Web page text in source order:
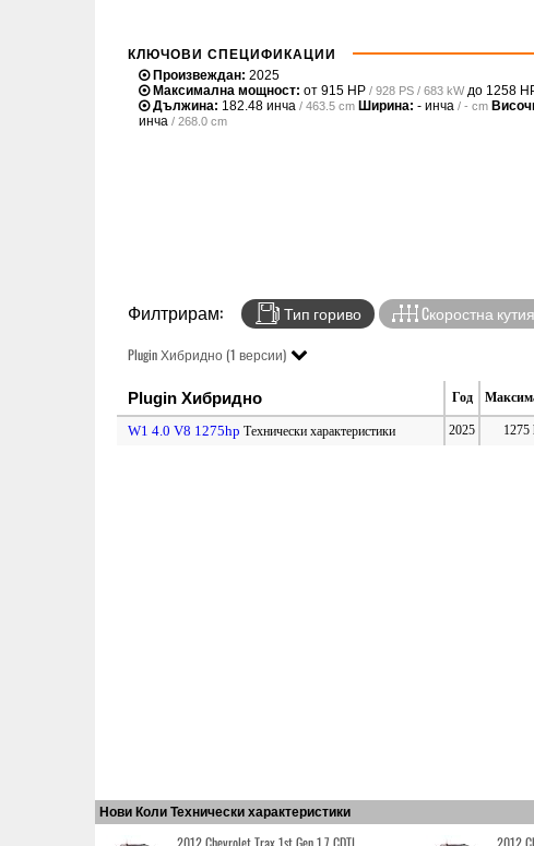
КЛЮЧОВИ СПЕЦИФИКАЦИИ
Произвеждан: 2025
Максимална мощност: от 915 HP / 928 PS / 683 kWдо 1258
Дължина: 182.48 инча / 463.5 cm Ширина: - инча / - cm
инча / 268.0 cm
Филтрирам: Тип гориво Cкоростна кутия
Plugin Хибридно (1 версии)
Plugin Хибридно Год
W1 4.0 V8 1275hp Технически характеристики 2025 1275
Нови Коли Технически характеристики
2012 Chevrolet Trax 1st Gen 1.7 CDTI 2012